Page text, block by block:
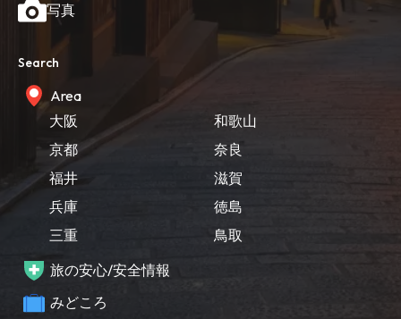
写真
Search
Area
大阪
京都
福井
兵庫
三重
和歌山
奈良
滋賀
徳島
鳥取
旅の安心/安全情報
みどころ